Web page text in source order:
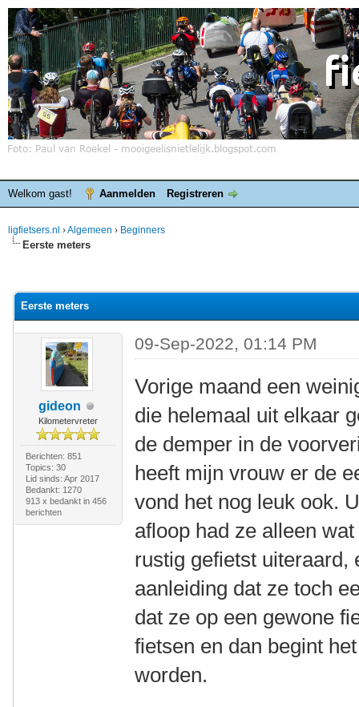
Welkom gast! Aanmelden Registreren
ligfietsers.nl ›Algemeen › Beginners
Eerste meters
Eerste meters
gideon
Kilometervreter
Berichten: 851
Topics: 30
Lid sinds: Apr 2017
Bedankt: 1270
913 x bedankt in 456
berichten
09-Sep-2022, 01:14 PM
Vorige maand een
die helemaal uit elkaar
de demper in de
heeft mijn vrouw er de
vond het nog leuk ook.
afloop had ze alleen
rustig gefietst uiteraard,
aanleiding dat ze toch
dat ze op een gewone
fietsen en dan begint
worden.